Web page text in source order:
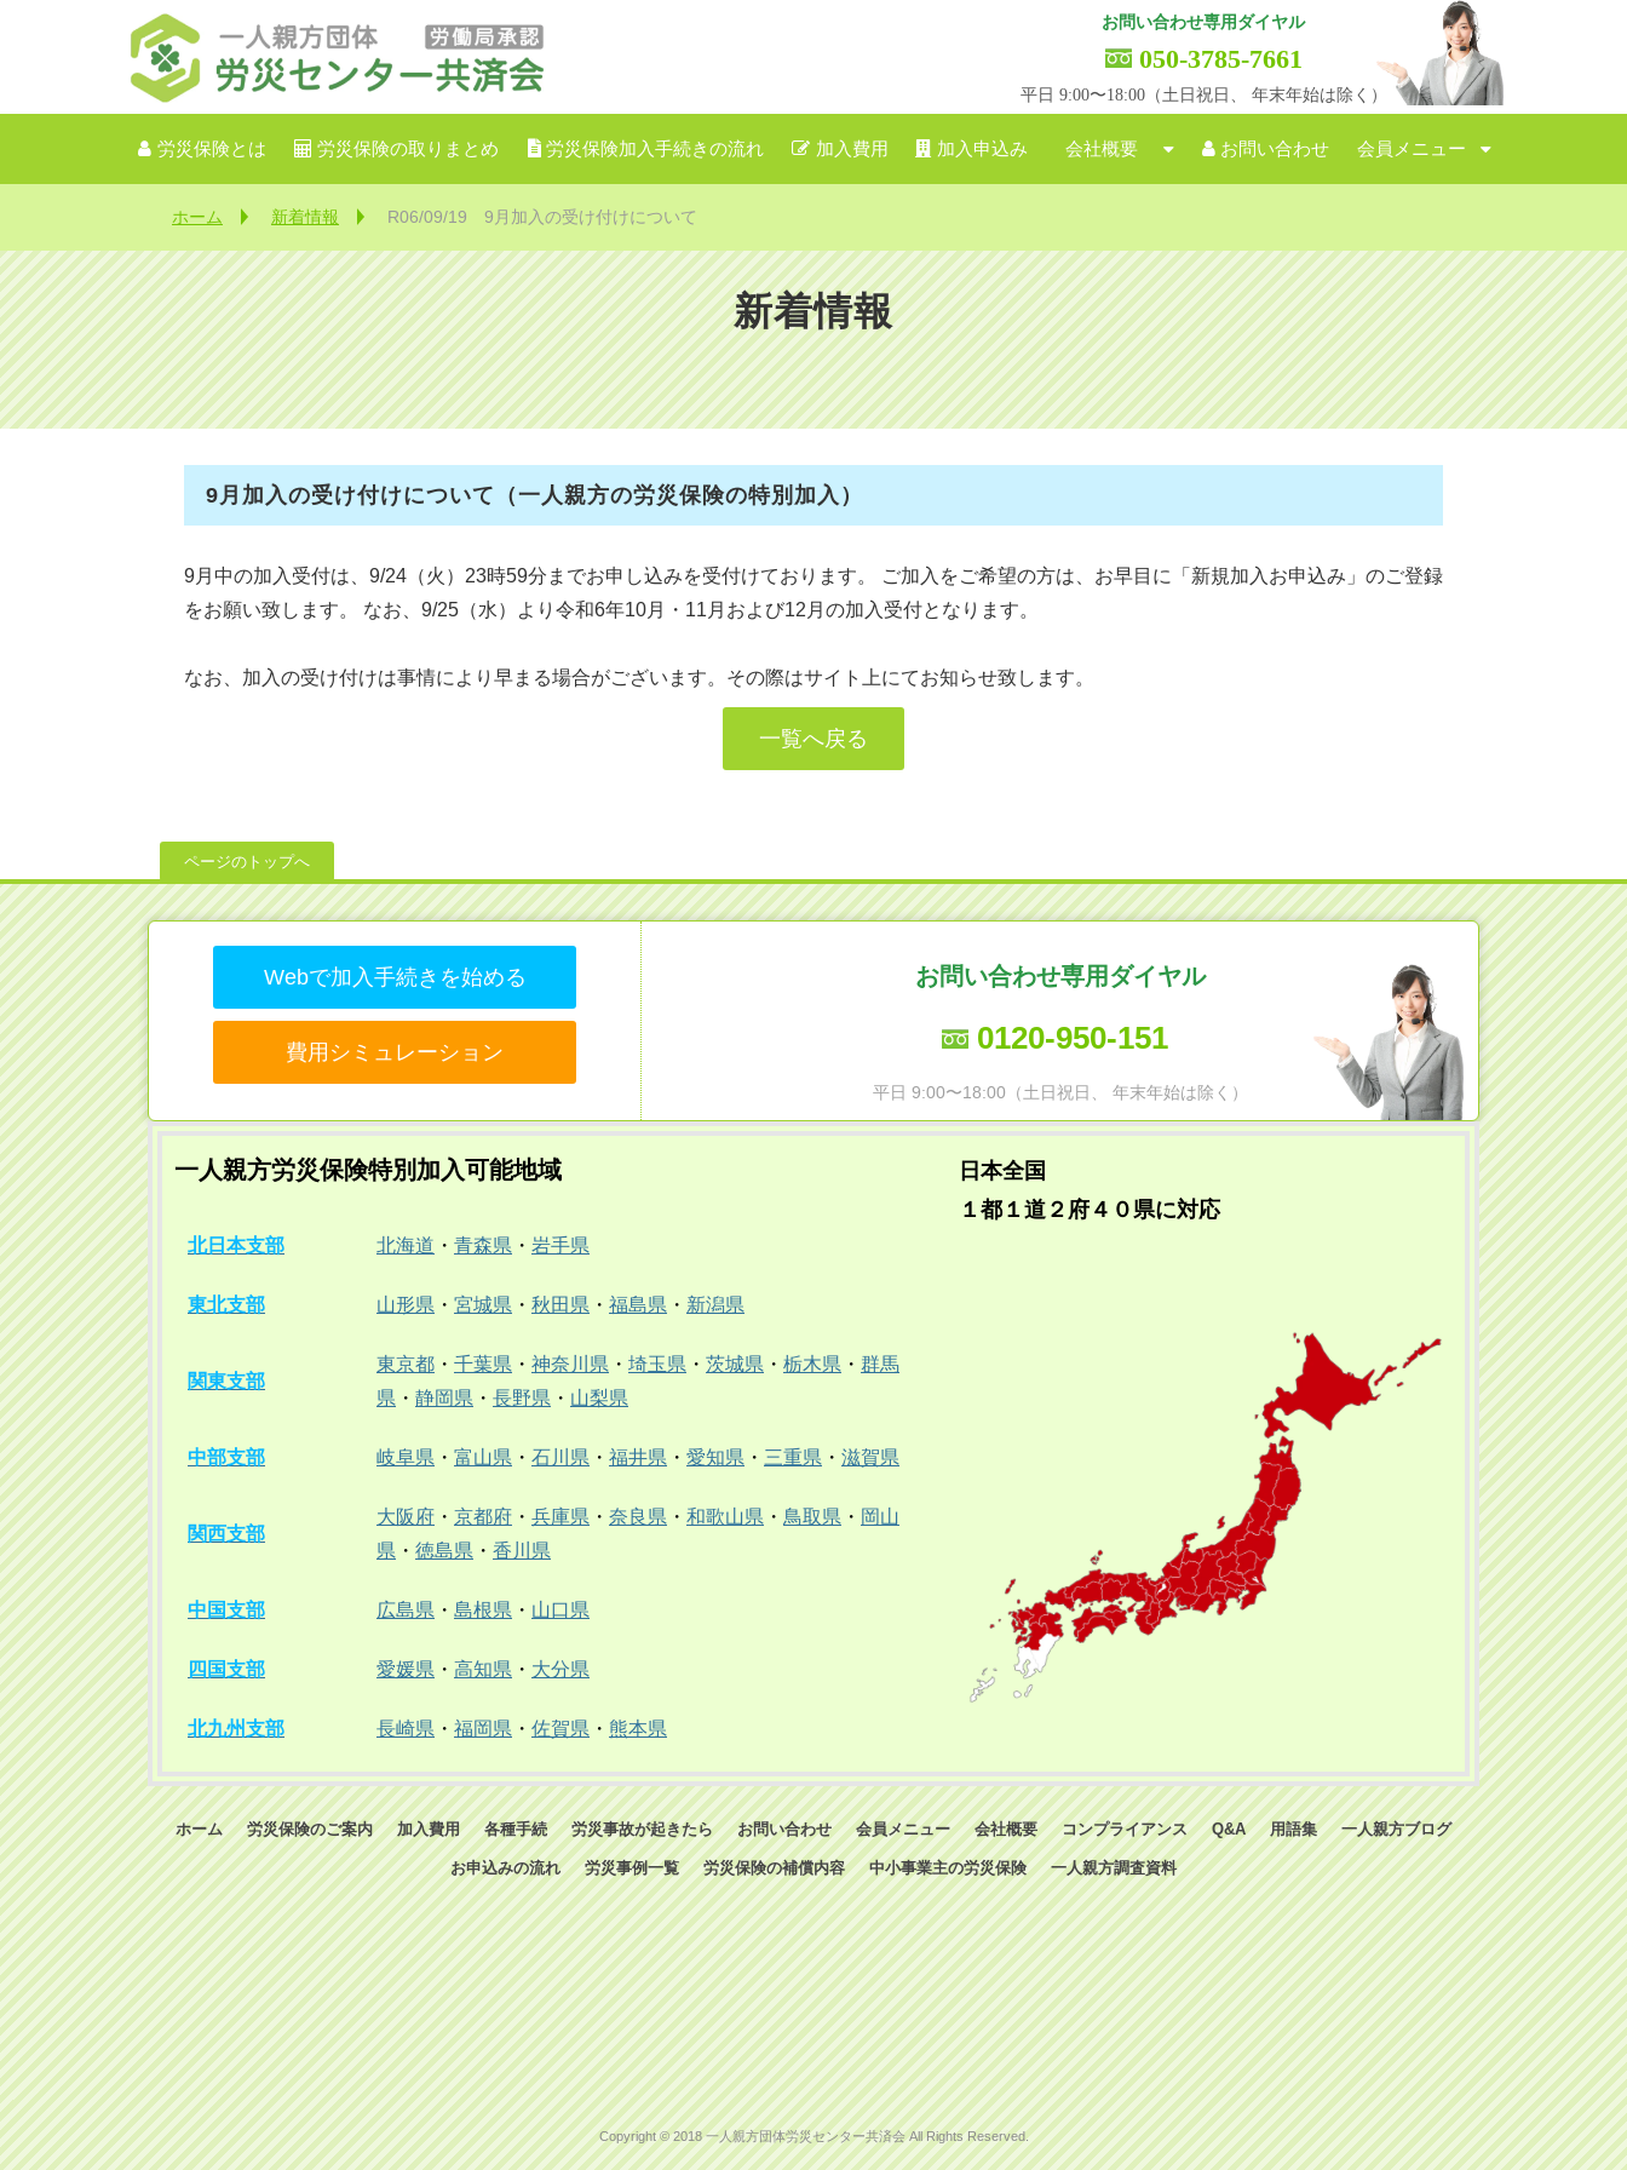
お問い合わせ専用ダイヤル
050-3785-7661
平日 9:00〜18:00（土日祝日、 年末年始は除く）
労災保険とは 労災保険の取りまとめ 労災保険加入手続きの流れ 加入費用 加入申込み 会社概要 お問い合わせ 会員メニュー
ホーム 新着情報 R06/09/19 9月加入の受け付けについて
新着情報
9月加入の受け付けについて（一人親方の労災保険の特別加入）
9月中の加入受付は、9/24（火）23時59分までお申し込みを受付けております。 ご加入をご希望の方は、お早目に「新規加入お申込み」のご登録
をお願い致します。 なお、9/25（水）より令和6年10月・11月および12月の加入受付となります。
なお、加入の受け付けは事情により早まる場合がございます。その際はサイト上にてお知らせ致します。
一覧へ戻る
ページのトップへ
Webで加入手続きを始める
費用シミュレーション
お問い合わせ専用ダイヤル
0120-950-151
平日 9:00〜18:00（土日祝日、 年末年始は除く）
一人親方労災保険特別加入可能地域
北日本支部 北海道 ・ 青森県 ・ 岩手県
東北支部 山形県 ・ 宮城県 ・ 秋田県 ・ 福島県 ・ 新潟県
関東支部
東京都 ・ 千葉県 ・ 神奈川県 ・ 埼玉県 ・ 茨城県 ・ 栃木県 ・ 群馬
県 ・ 静岡県 ・ 長野県 ・ 山梨県
中部支部 岐阜県 ・ 富山県 ・ 石川県 ・ 福井県 ・ 愛知県 ・ 三重県 ・ 滋賀県
関西支部
大阪府 ・ 京都府 ・ 兵庫県 ・ 奈良県 ・ 和歌山県 ・ 鳥取県 ・ 岡山
県 ・ 徳島県 ・ 香川県
中国支部 広島県 ・ 島根県 ・ 山口県
四国支部 愛媛県 ・ 高知県 ・ 大分県
北九州支部 長崎県 ・ 福岡県 ・ 佐賀県 ・ 熊本県
日本全国
１都１道２府４０県に対応
ホーム 労災保険のご案内 加入費用 各種手続 労災事故が起きたら お問い合わせ 会員メニュー 会社概要 コンプライアンス Q&A 用語集 一人親方ブログ
お申込みの流れ 労災事例一覧 労災保険の補償内容 中小事業主の労災保険 一人親方調査資料
Copyright © 2018 一人親方団体労災センター共済会 All Rights Reserved.